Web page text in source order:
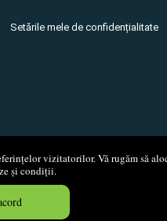
vizitatorilor. Vă rugăm să
și condiții.
Setările mele de confidențialitate
Magazin online
sec